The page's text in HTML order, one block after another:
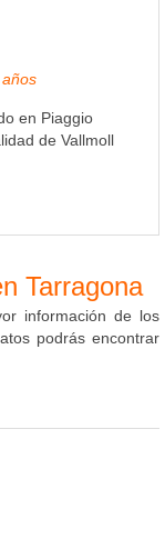
en Piaggio
de Vallmoll
Tarragona
información de los
podrás encontrar